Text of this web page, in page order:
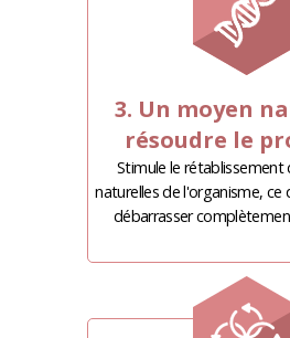
3. Un moyen
résoudre le
Stimule le rétablissement
naturelles de l'organisme, ce
débarrasser